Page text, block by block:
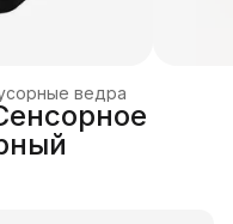
ведра